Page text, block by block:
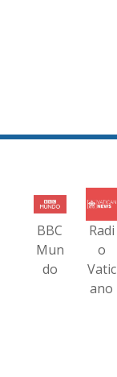
BBC
Mun
do
Radi
o
Vatic
ano